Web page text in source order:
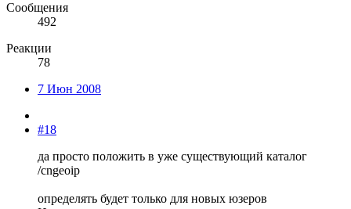
Сообщения
492
Реакции
78
7 Июн 2008
#18
да просто положить в уже существующий каталог
/cngeoip
определять будет только для новых юзеров